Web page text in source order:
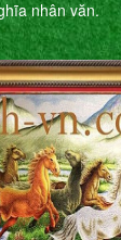
nhân văn.